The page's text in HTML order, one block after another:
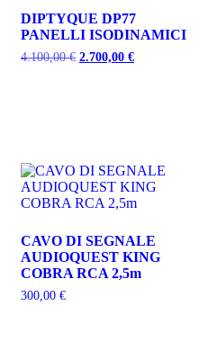
DIPTYQUE DP77
PANELLI ISODINAMICI
4.100,00€ Il
2.700,00 €Il
CAVO DI SEGNALE
AUDIOQUEST KING
COBRA RCA 2,5m
300,00 €